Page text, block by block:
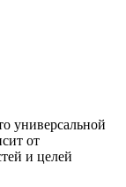
универсальной
от
и целей